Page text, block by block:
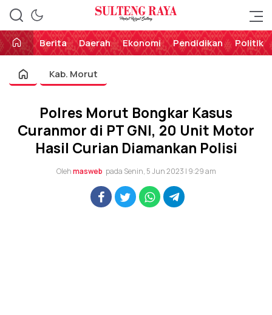
Sulteng Raya
Perekat Rakyat Sulteng
Berita
Daerah Ekonomi Pendidikan Politik
Kab. Morut
Polres Morut Bongkar Kasus
Curanmor di PT GNI, 20 Unit Motor
Hasil Curian Diamankan Polisi
Olehmasweb pada Senin, 5 Jun 2023 | 9:29 am